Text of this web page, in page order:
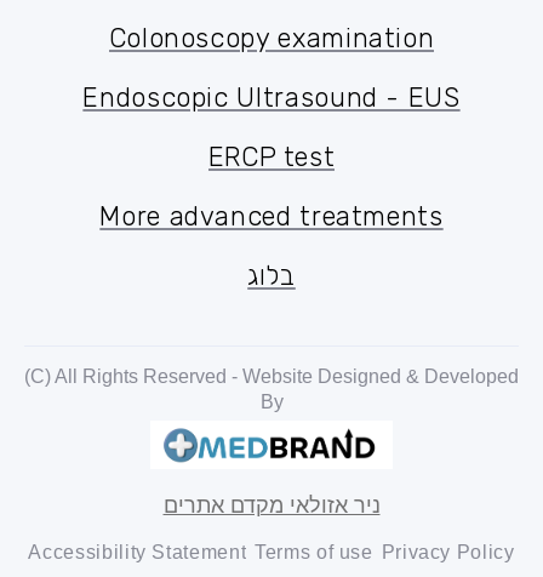
Colonoscopy examination
Endoscopic Ultrasound - EUS
ERCP test
More advanced treatments
More advanced treatments
בלוג
(C) All Rights Reserved - Website Designed & Developed
By
ניר אזולאי מקדם אתרים
Privacy Policy
Terms of use
Accessibility Statement